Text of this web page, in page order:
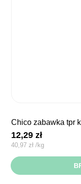
chico zabawka tpr
12,29zł
40,97 zł /kg